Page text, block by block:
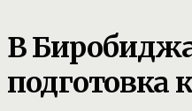
В
подготовка